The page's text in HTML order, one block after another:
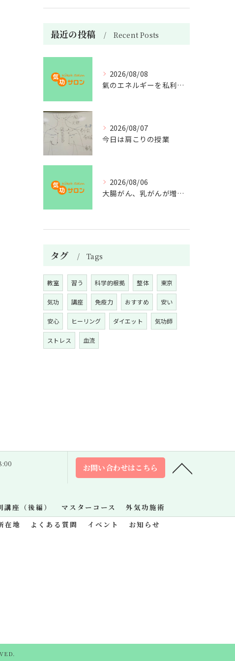
最近の投稿 Recent Posts
2026/08/08
氣のエネルギーを私利私欲のために使うな
2026/08/07
今日は肩こりの授業
2026/08/06
大腸がん、乳がんが増えた理由
タグ Tags
教室 習う 科学的根拠 整体 東京
気功 講座 免疫力 おすすめ 安い
安心 ヒーリング ダイエット 気功師
ストレス 血流
お問い合わせはこちら
講座（後編） マスターコース
外気功施術
在地 よくある質問 イベント
お知らせ